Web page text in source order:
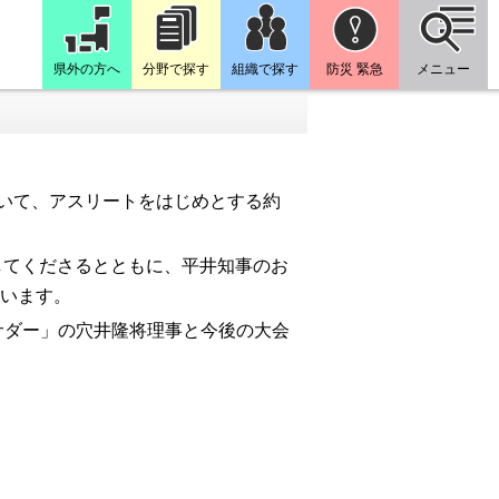
県外の方へ 分野で探す 組織で探す 防災 緊急 メニュー
て、アスリートをはじめとする約
くださるとともに、平井知事のお
ます。
ー」の穴井隆将理事と今後の大会